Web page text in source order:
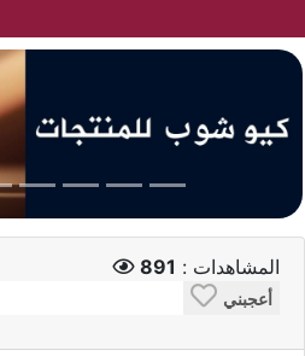
المشاهدات : 891
أعجبني